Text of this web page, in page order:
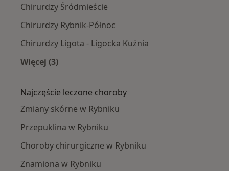
Chirurdzy Śródmieście
Chirurdzy Rybnik-Północ
Chirurdzy Ligota - Ligocka Kuźnia
Więcej (3)
Najczęście leczone choroby
Zmiany skórne w Rybniku
Przepuklina w Rybniku
Choroby chirurgiczne w Rybniku
Znamiona w Rybniku